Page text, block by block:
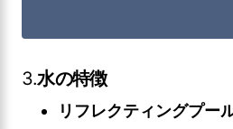
3.水の特徴
リフレクティングプー